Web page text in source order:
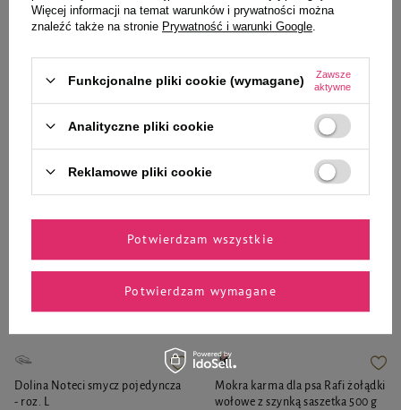
+
Do koszyka
wrażliwą 200 ml
-
Do koszyka
Zaufane i polecane przez
naszych ekspertów
Dolina Noteci smycz pojedyncza
- roz. L
Mokra karma dla psa Rafi żołądki
wołowe z szynką saszetka 500 g
Więcej informacji na temat warunków i prywatności można
znaleźć także na stronie Prywatność i warunki Google
Funkcjonalne pliki cookie (wymagane)
Zawsze
aktywne
Analityczne pliki cookie
Reklamowe pliki cookie
Potwierdzam wymagane
Potwierdzam wszystkie